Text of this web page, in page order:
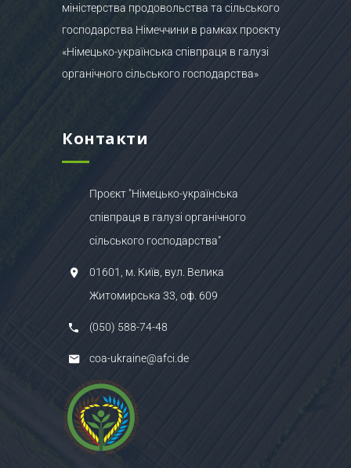
міністерства продовольства та сільського
господарства Німеччини в рамках проєкту
«Німецько-українська співпраця в галузі
органічного сільського господарства»
Контакти
Проєкт "Німецько-українська
співпраця в галузі органічного
сільського господарства"
01601, м. Київ, вул. Велика
Житомирська 33, оф. 609
(050) 588-74-48
coa-ukraine@afci.de